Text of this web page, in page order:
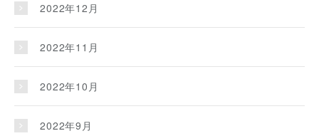
2022年12月
2022年11月
2022年10月
2022年9月